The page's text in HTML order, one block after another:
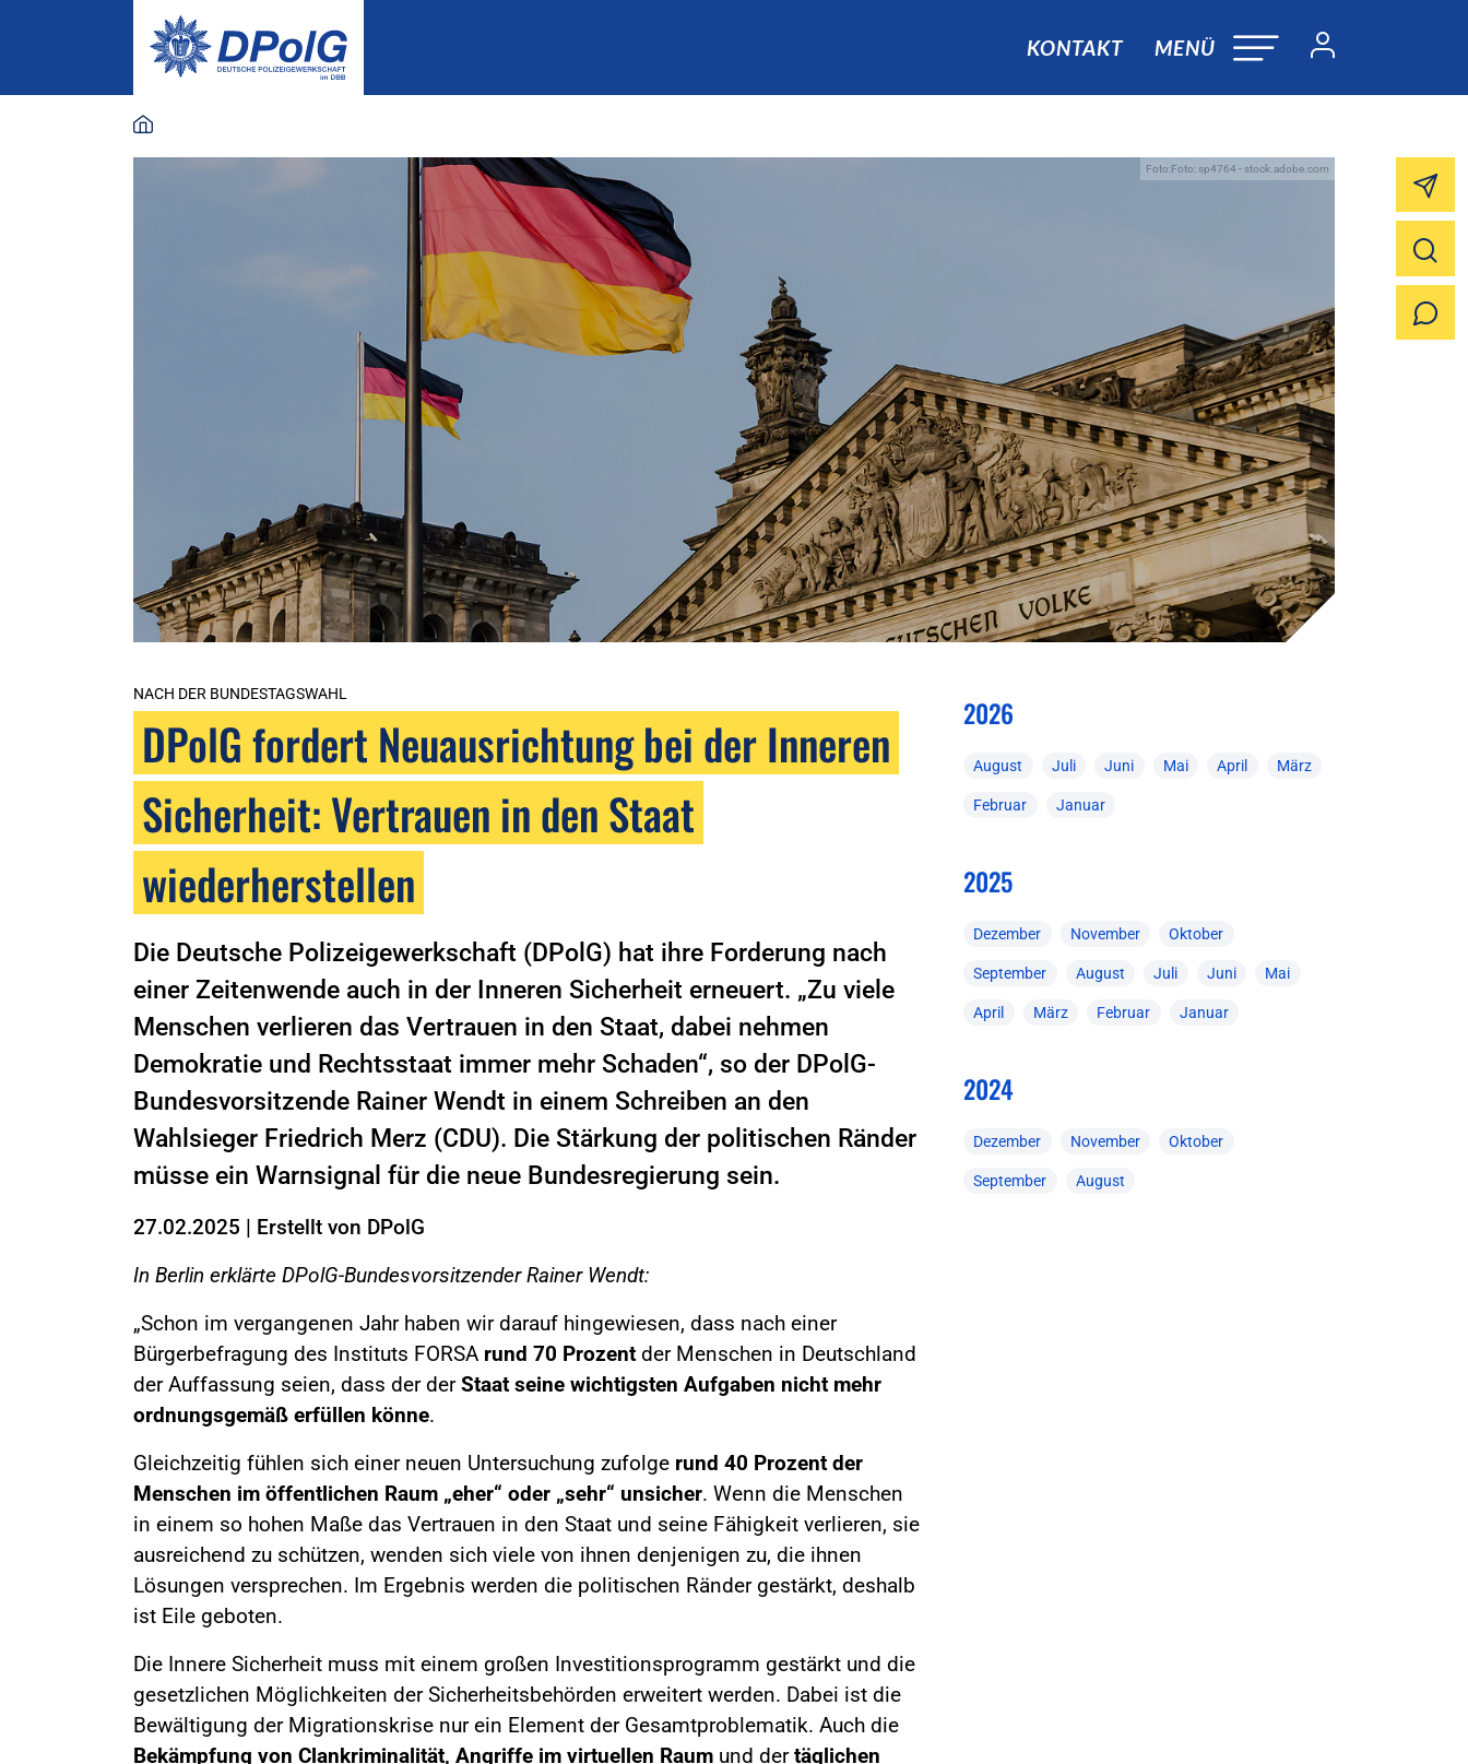
KONTAKT MENÜ
Foto:Foto: sp4764 - stock.adobe.com
NACH DER BUNDESTAGSWAHL
DPolG fordert Neuausrichtung bei der Inneren
Sicherheit: Vertrauen in den Staat
wiederherstellen
Die Deutsche Polizeigewerkschaft (DPolG) hat ihre Forderung nach
einer Zeitenwende auch in der Inneren Sicherheit erneuert. „Zu viele
Menschen verlieren das Vertrauen in den Staat, dabei nehmen
Demokratie und Rechtsstaat immer mehr Schaden“, so der DPolG-
Bundesvorsitzende Rainer Wendt in einem Schreiben an den
Wahlsieger Friedrich Merz (CDU). Die Stärkung der politischen Ränder
müsse ein Warnsignal für die neue Bundesregierung sein.
27.02.2025 | Erstellt von DPolG
In Berlin erklärte DPolG-Bundesvorsitzender Rainer Wendt:
„Schon im vergangenen Jahr haben wir darauf hingewiesen, dass nach einer
Bürgerbefragung des Instituts FORSA rund 70 Prozent der Menschen in Deutschland
der Auffassung seien, dass der derStaat seine wichtigsten Aufgaben nicht mehr
ordnungsgemäß erfüllen könne.
Gleichzeitig fühlen sich einer neuen Untersuchung zufolge rund 40 Prozent der
Menschen im öffentlichen Raum „eher“ oder „sehr“ unsicher. Wenn die Menschen
in einem so hohen Maße das Vertrauen in den Staat und seine Fähigkeit verlieren, sie
ausreichend zu schützen, wenden sich viele von ihnen denjenigen zu, die ihnen
Lösungen versprechen. Im Ergebnis werden die politischen Ränder gestärkt, deshalb
ist Eile geboten.
Die Innere Sicherheit muss mit einem großen Investitionsprogramm gestärkt und die
gesetzlichen Möglichkeiten der Sicherheitsbehörden erweitert werden. Dabei ist die
Bewältigung der Migrationskrise nur ein Element der Gesamtproblematik. Auch die
Bekämpfung von Clankriminalität, Angriffe im virtuellen Raum und dertäglichen
2026
August Juli Juni Mai April März
Februar Januar
2025
Dezember November Oktober
September August Juli Juni Mai
April März Februar Januar
2024
Dezember November Oktober
September August